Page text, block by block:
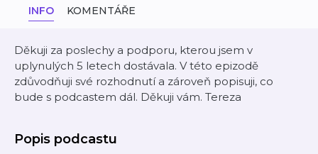
INFO KOMENTÁŘE
Děkuji za poslechy a podporu, kterou jsem v
uplynulých 5 letech dostávala. V této epizodě
zdůvodňuji své rozhodnutí a zároveň popisuji, co
bude s podcastem dál. Děkuji vám. Tereza
Popis podcastu